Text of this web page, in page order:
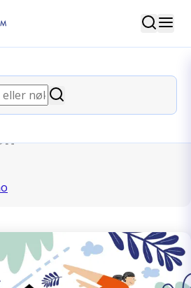
Søk
Søk
Landsforbund